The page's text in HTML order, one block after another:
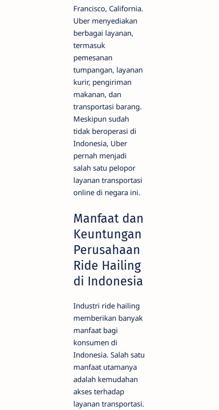
Francisco, California.
Uber menyediakan
berbagai layanan,
termasuk
pemesanan
tumpangan, layanan
kurir, pengiriman
makanan, dan
transportasi barang.
Meskipun sudah
tidak beroperasi di
Indonesia, Uber
pernah menjadi
salah satu pelopor
layanan transportasi
online di negara ini.
Manfaat dan
Keuntungan
Perusahaan
Ride Hailing
di Indonesia
Industri ride hailing
memberikan banyak
manfaat bagi
konsumen di
Indonesia. Salah satu
manfaat utamanya
adalah kemudahan
akses terhadap
layanan transportasi.